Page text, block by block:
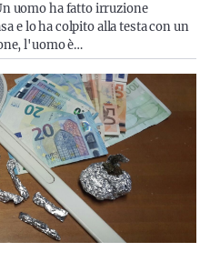
uomo ha fatto irruzione
e lo ha colpito alla testa con un
l'uomo è…